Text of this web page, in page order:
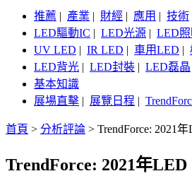
推薦 | 產業 | 財經 | 應用 | 技術
LED驅動IC | LED光源 | LED照
UV LED | IR LED | 車用LED |
LED背光 | LED封裝 | LED磊晶
基本知識
展場直擊 | 展覽日程 |
首頁 > 分析評論 > TrendForce: 2021
TrendForce: 2021年